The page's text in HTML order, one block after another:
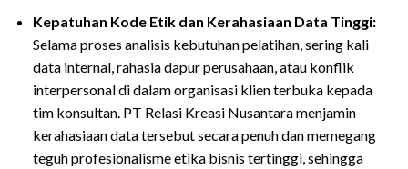
Kepatuhan Kode Etik dan Kerahasiaan Data Tinggi:
Selama proses analisis kebutuhan pelatihan, sering kali
data internal, rahasia dapur perusahaan, atau konflik
interpersonal di dalam organisasi klien terbuka kepada
tim konsultan. PT Relasi Kreasi Nusantara menjamin
kerahasiaan data tersebut secara penuh dan memegang
teguh profesionalisme etika bisnis tertinggi, sehingga